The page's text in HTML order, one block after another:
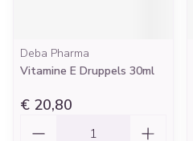
Deba Pharma
Vitamine E Druppels 30ml
€ 20,80